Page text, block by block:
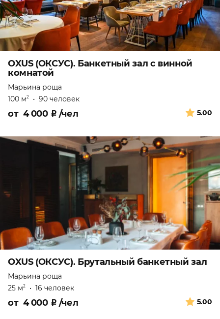
OXUS (ОКСУС). Банкетный зал с винной
комнатой
Марьина роща
100 м2 • 90 человек
5.00
от 4 000 ₽ /чел
OXUS (ОКСУС). Брутальный банкетный зал
Марьина роща
25 м2 • 16 человек
5.00
от 4 000 ₽ /чел